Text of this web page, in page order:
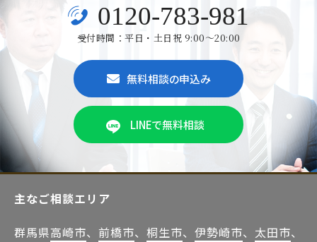
0120-783-981
受付時間：平日・土日祝 9:00～20:00
無料相談の申込み
LINEで無料相談
主なご相談エリア
群馬県高崎市、 前橋市、 桐生市、 伊勢崎市、 太田市、